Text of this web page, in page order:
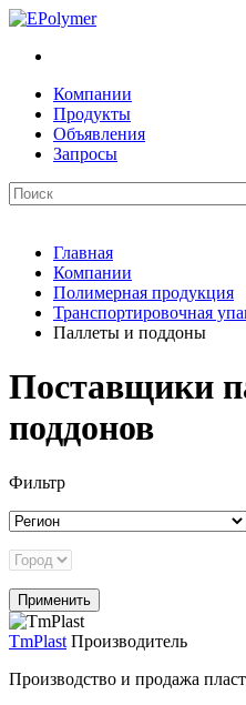
Компании
Продукты
Объявления
Запросы
Главная
Компании
Полимерная продукция
Транспортировочная
Паллеты и поддоны
Поставщики
поддонов
Фильтр
TmPlast Производитель
Производство и продажа